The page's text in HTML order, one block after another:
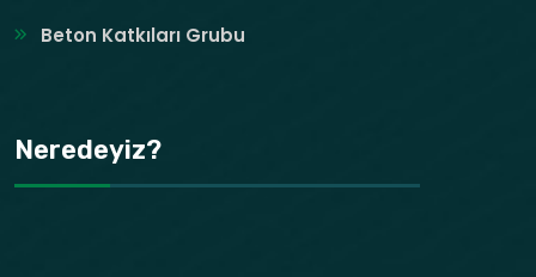
Beton Katkıları Grubu
Neredeyiz?